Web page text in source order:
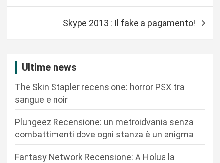
Skype 2013 : Il fake a pagamento!
Ultime news
The Skin Stapler recensione: horror PSX tra
sangue e noir
Plungeez Recensione: un metroidvania senza
combattimenti dove ogni stanza è un enigma
Fantasy Network Recensione: A Holua la